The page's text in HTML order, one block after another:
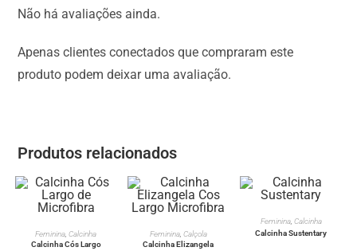
Não há avaliações ainda.
Apenas clientes conectados que compraram este
produto podem deixar uma avaliação.
Produtos relacionados
VER OPÇÕES
Feminina ,Calcinha
Calcinha Cós Largo
VER OPÇÕES
Feminina, Calçola
Calcinha Elizangela
VER OPÇÕES
Feminina, Calcinha
Calcinha Sustentary